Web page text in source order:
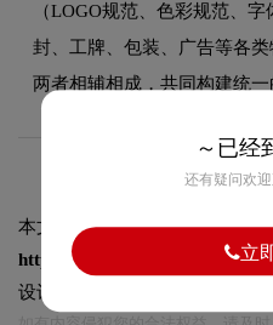
（LOGO规范、色彩规范、
封、工牌、包装、广告等各
两者相辅相成，共同构建统一
本文标题和链接京都市观光协
https://logo9.net/works/
设计及本链接!
～已经
还有疑问欢
立